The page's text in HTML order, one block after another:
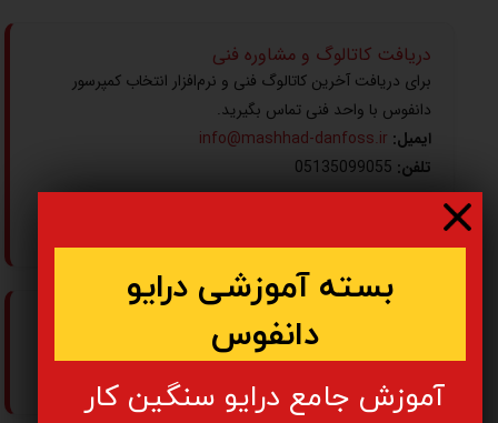
دریافت کاتالوگ و مشاوره فنی
برای دریافت آخرین کاتالوگ فنی و نرم‌افزار انتخاب کمپرسور
دانفوس با واحد فنی تماس بگیرید.
ایمیل: info@mashhad-danfoss.ir
تلفن:
راندمان کمپرسور دانفوس، COP کمپرسور، تعمیر کمپرسور تبرید،
​​بسته آموزشی درایو
دانفوس
​آموزش جامع درایو سنگین کار